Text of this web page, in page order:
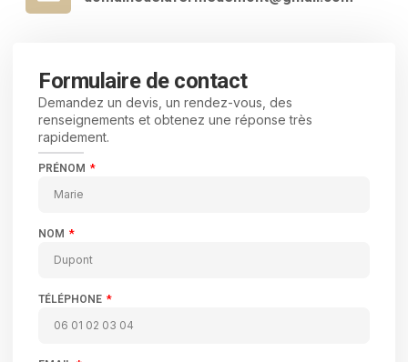
Formulaire de contact
Demandez un devis, un rendez-vous, des
renseignements et obtenez une réponse très
rapidement.
PRÉNOM
NOM
TÉLÉPHONE